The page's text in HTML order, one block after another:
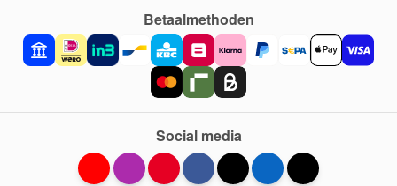
Betaalmethoden
Social media